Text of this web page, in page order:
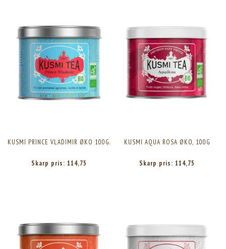
KUSMI PRINCE VLADIMIR ØKO 100G.
Skarp pris: 114,75
KUSMI AQUA ROSA ØKO, 100G
Skarp pris: 114,75